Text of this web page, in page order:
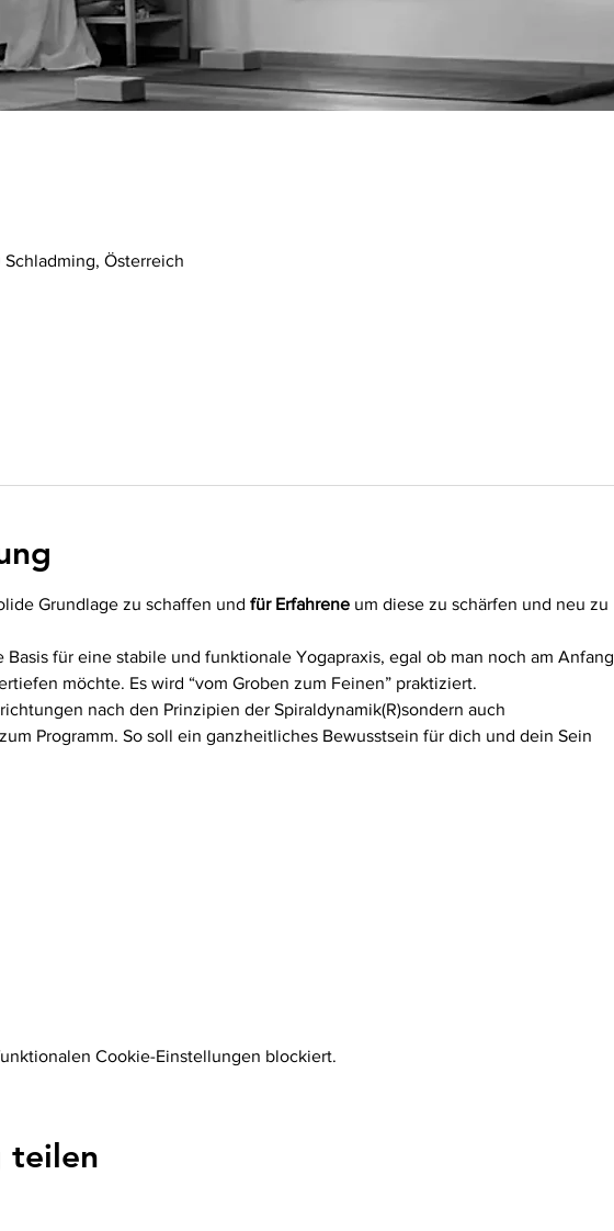
Österreich
Grundlage zu schaffen und für Erfahrene um diese zu schärfen und neu zu
für eine stabile und funktionale Yogapraxis, egal ob man noch am Anfang
möchte. Es wird “vom Groben zum Feinen” praktiziert.
nach den Prinzipien der Spiraldynamik(R)sondern auch
Programm. So soll ein ganzheitliches Bewusstsein für dich und dein Sein
Cookie-Einstellungen blockiert.
teilen